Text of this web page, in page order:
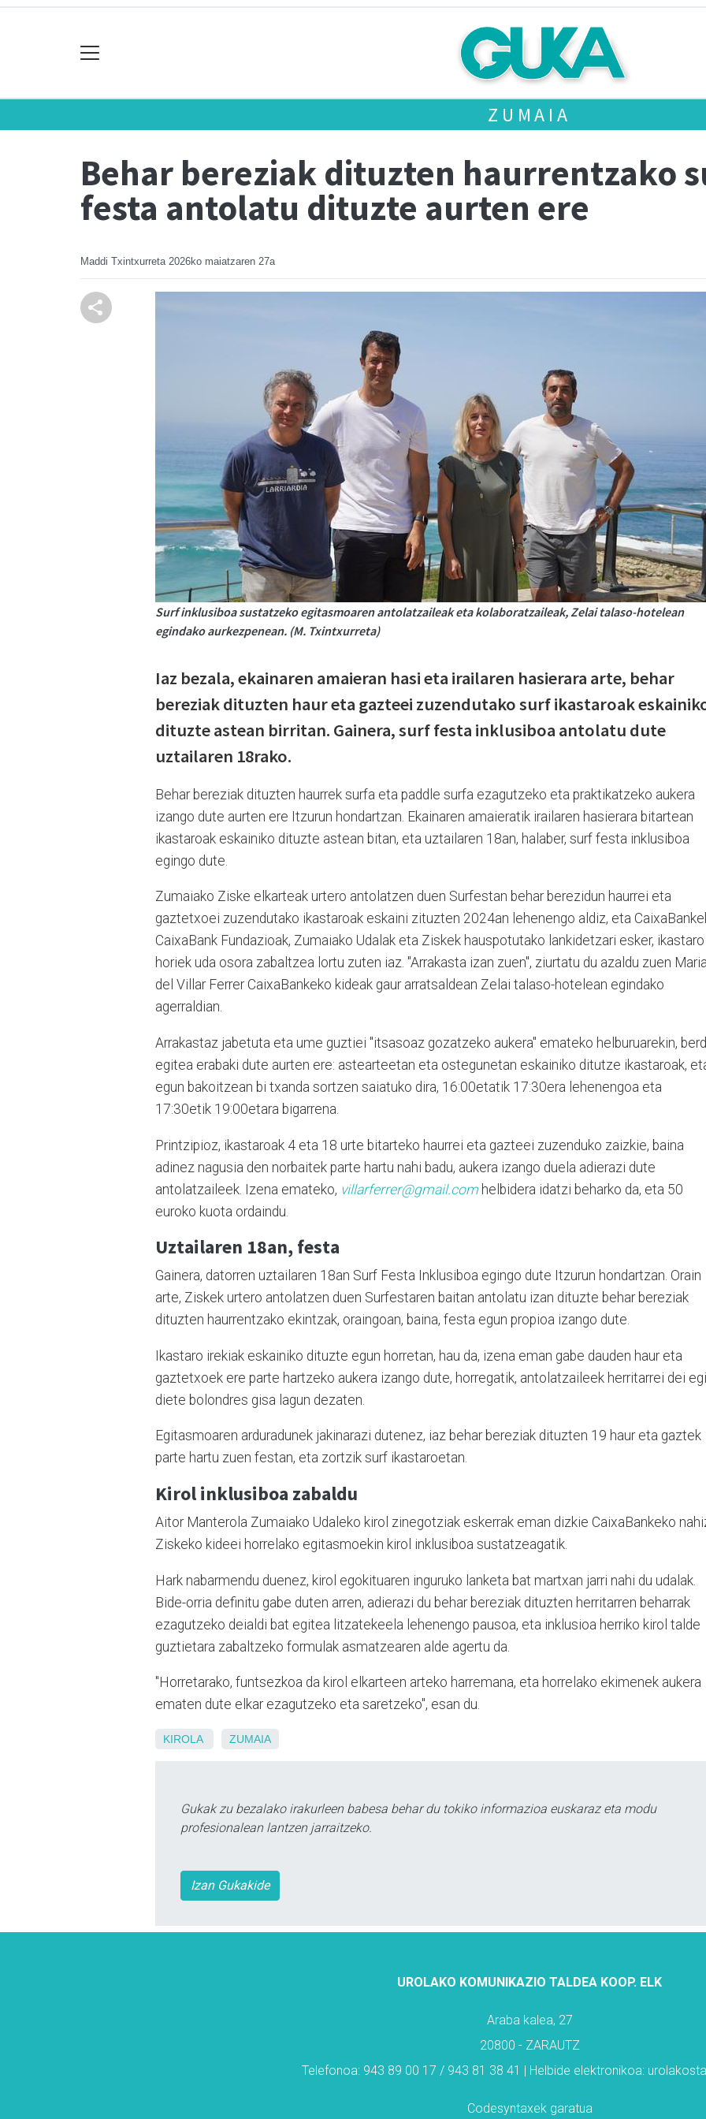
ZUMAIA
Behar bereziak dituzten haurrentzako
festa antolatu dituzte aurten ere
Maddi Txintxurreta 2026ko maiatzaren 27a
Surf inklusiboa sustatzeko egitasmoaren antolatzaileak eta kolaboratzaileak, Zelai talaso-hotelean
egindako aurkezpenean. (M. Txintxurreta)
Iaz bezala, ekainaren amaieran hasi eta irailaren hasierara arte, behar
bereziak dituzten haur eta gazteei zuzendutako surf ikastaroak
dituzte astean birritan. Gainera, surf festa inklusiboa antolatu dute
uztailaren 18rako.
Behar bereziak dituzten haurrek surfa eta paddle surfa ezagutzeko eta praktikatzeko aukera
izango dute aurten ere Itzurun hondartzan. Ekainaren amaieratik irailaren hasierara bitartean
ikastaroak eskainiko dituzte astean bitan, eta uztailaren 18an, halaber, surf festa inklusiboa
egingo dute.
Zumaiako Ziske elkarteak urtero antolatzen duen Surfestan behar berezidun haurrei eta
gaztetxoei zuzendutako ikastaroak eskaini zituzten 2024an lehenengo aldiz, eta
CaixaBank Fundazioak, Zumaiako Udalak eta Ziskek hauspotutako lankidetzari esker, ikastaro
horiek uda osora zabaltzea lortu zuten iaz. "Arrakasta izan zuen", ziurtatu du azaldu zuen
del Villar Ferrer CaixaBankeko kideak gaur arratsaldean Zelai talaso-hotelean egindako
agerraldian.
Arrakastaz jabetuta eta ume guztiei "itsasoaz gozatzeko aukera" emateko helburuarekin,
egitea erabaki dute aurten ere: astearteetan eta ostegunetan eskainiko ditutze ikastaroak,
egun bakoitzean bi txanda sortzen saiatuko dira, 16:00etatik 17:30era lehenengoa eta
17:30etik 19:00etara bigarrena.
Printzipioz, ikastaroak 4 eta 18 urte bitarteko haurrei eta gazteei zuzenduko zaizkie, baina
adinez nagusia den norbaitek parte hartu nahi badu, aukera izango duela adierazi dute
antolatzaileek. Izena emateko, villarferrer@gmail.com helbidera idatzi beharko da, eta 50
euroko kuota ordaindu.
Uztailaren 18an, festa
Gainera, datorren uztailaren 18an Surf Festa Inklusiboa egingo dute Itzurun hondartzan. Orain
arte, Ziskek urtero antolatzen duen Surfestaren baitan antolatu izan dituzte behar bereziak
dituzten haurrentzako ekintzak, oraingoan, baina, festa egun propioa izango dute.
Ikastaro irekiak eskainiko dituzte egun horretan, hau da, izena eman gabe dauden haur eta
gaztetxoek ere parte hartzeko aukera izango dute, horregatik, antolatzaileek herritarrei dei
diete bolondres gisa lagun dezaten.
Egitasmoaren arduradunek jakinarazi dutenez, iaz behar bereziak dituzten 19 haur eta gaztek
parte hartu zuen festan, eta zortzik surf ikastaroetan.
Kirol inklusiboa zabaldu
Aitor Manterola Zumaiako Udaleko kirol zinegotziak eskerrak eman dizkie CaixaBankeko
Ziskeko kideei horrelako egitasmoekin kirol inklusiboa sustatzeagatik.
Hark nabarmendu duenez, kirol egokituaren inguruko lanketa bat martxan jarri nahi du udalak.
Bide-orria definitu gabe duten arren, adierazi du behar bereziak dituzten herritarren beharrak
ezagutzeko deialdi bat egitea litzatekeela lehenengo pausoa, eta inklusioa herriko kirol talde
guztietara zabaltzeko formulak asmatzearen alde agertu da.
"Horretarako, funtsezkoa da kirol elkarteen arteko harremana, eta horrelako ekimenek aukera
ematen dute elkar ezagutzeko eta saretzeko", esan du.
KIROLA ZUMAIA
Gukak zu bezalako irakurleen babesa behar du tokiko informazioa euskaraz eta modu
profesionalean lantzen jarraitzeko.
Izan Gukakide
UROLAKO KOMUNIKAZIO TALDEA KOOP. ELK
Araba kalea, 27
20800 - ZARAUTZ
Telefonoa: 943 89 00 17 / 943 81 38 41 | Helbide elektronikoa:
Codesyntaxek garatua